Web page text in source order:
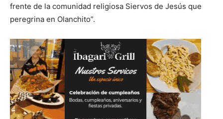
frente de la comunidad religiosa Siervos de Jesús que
peregrina en Olanchito”.